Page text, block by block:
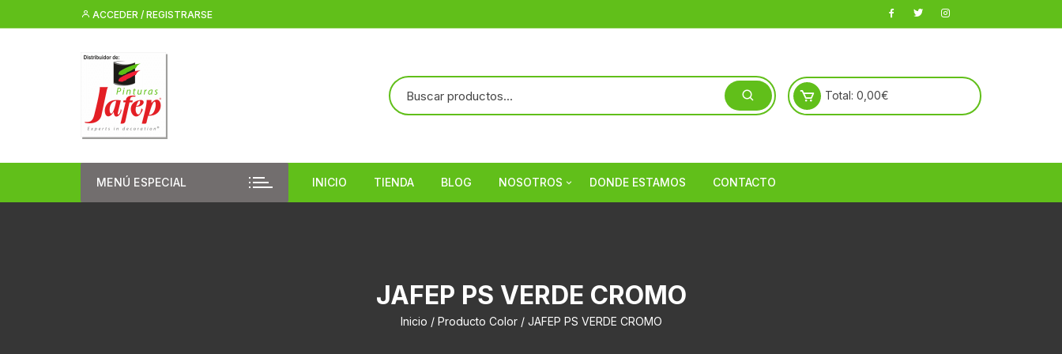
al
ACCEDER / REGISTRARSE
Total: 0,00€
MENÚ ESPECIAL INICIO TIENDA BLOG NOSOTROS DONDE ESTAMOS CONTACTO
JAFEP PS VERDE CROMO
Inicio / Producto Color / JAFEP PS VERDE CROMO